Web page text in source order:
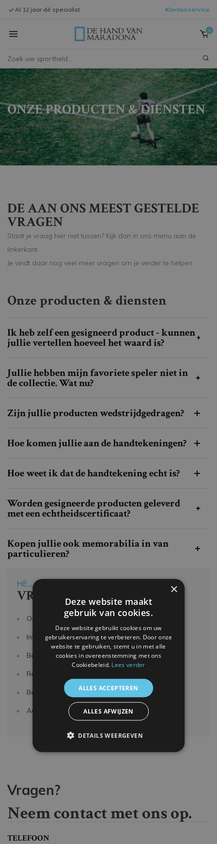
Al 12 jaar dé specialist Klantenservice
0
ONZE PRODUCTEN & DIENSTEN
VRAAG & ANTWOORD
HÉ...
Onze producten & diensten
Inlijsten & framing
Bestellen & bezorgen
Retour & annuleren
Betalen & factureren
Accountgegevens
DE AAN ONS MEEST GESTELDE
VRAGEN
Staat je vraag hier niet tussen? Kijk dan in ons menu aan de
linkerkant.
Je vindt daar nog veel meer vragen om je verder te helpen.
Onze producten & diensten
Ik heb zelf een gesigneerd product - kunnen
jullie vertellen hoeveel het waard is?
Jullie hebben mijn favoriete speler niet in
de collectie. Wat nu?
Zijn jullie producten wedstrijdgedragen?
Hoe komen jullie aan de handtekeningen?
Hoe weet ik dat de handtekening echt is?
Worden gesigneerde producten geleverd
met een echtheidscertificaat?
Kopen jullie ook memorabilia in van
particulieren?
Vragen?
Neem contact met ons op.
TELEFOON
×
Deze website maakt
gebruik van cookies.
Deze website gebruikt cookies om uw
gebruikerservaring te verbeteren. Door onze
website te gebruiken, stemt u in met alle
cookies in overeenstemming met ons
Cookiebeleid. Lees verder
ALLES ACCEPTEREN
ALLES AFWIJZEN
DETAILS WEERGEVEN